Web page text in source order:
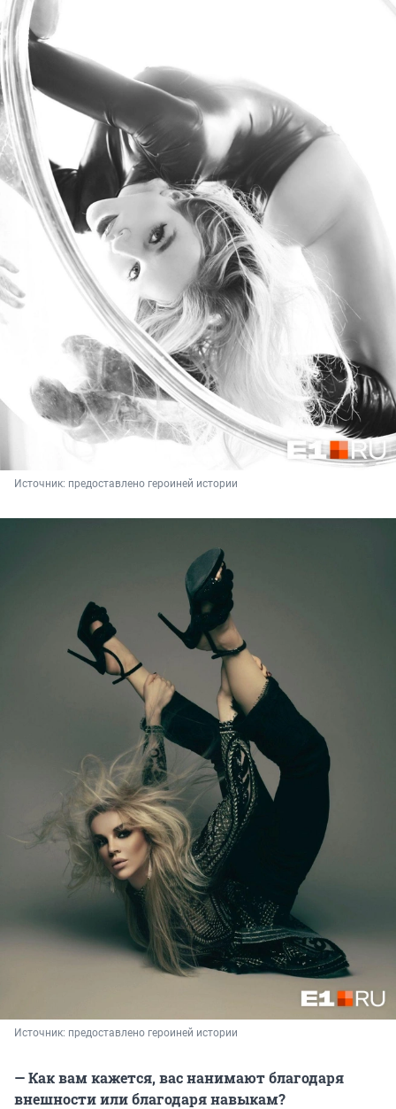
Источник: предоставлено героиней истории
Источник: предоставлено героиней истории
— Как вам кажется, вас нанимают благодаря
внешности или благодаря навыкам?